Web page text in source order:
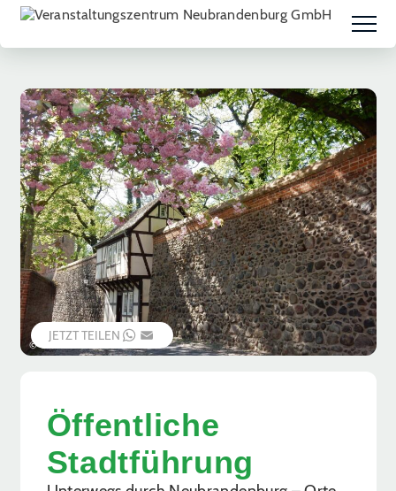
© Chris Thaet
JETZT TEILEN WHATSAPP
EMAIL
Öffentliche
Stadtführung